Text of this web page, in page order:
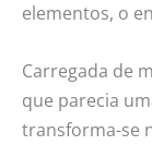
elementos, o
Carregada de
que parecia
transforma-se